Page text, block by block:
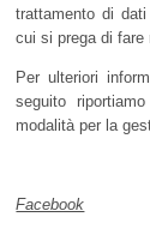
trattamento di
cui si prega di fare
Per ulteriori
seguito
modalità per la
Facebook